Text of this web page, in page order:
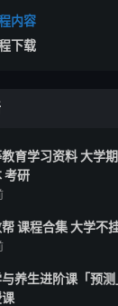
内容
下载
育学习资料 大学
考研
课程合集 大学不
养生进阶课「预